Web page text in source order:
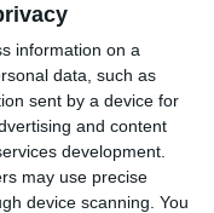
information on a
data, such as
sent by a device for
and content
development.
may use precise
device scanning. You
un autovehicul
național DN 39,
o persoană ar fi
mersului.
care a sărit din
și a început să